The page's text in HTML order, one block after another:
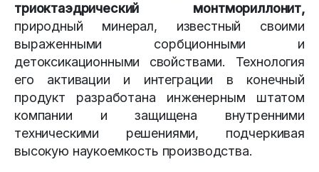
триоктаэдрический монтмориллонит,
природный минерал, известный своими
выраженными сорбционными и
детоксикационными свойствами. Технология
его активации и интеграции в конечный
продукт разработана инженерным штатом
компании и защищена внутренними
техническими решениями, подчеркивая
высокую наукоемкость производства.